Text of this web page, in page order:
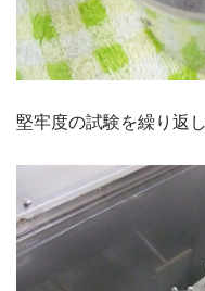
堅牢度の試験を繰り返